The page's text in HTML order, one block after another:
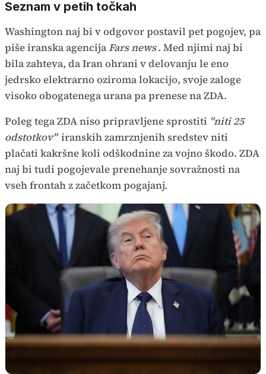
Seznam v petih točkah
Washington naj bi v odgovor postavil pet pogojev, pa
piše iranska agencijaFars news. Med njimi naj bi
bila zahteva, da Iran ohrani v delovanju le eno
jedrsko elektrarno oziroma lokacijo, svoje zaloge
visoko obogatenega urana pa prenese na ZDA.
Poleg tega ZDA niso pripravljene sprostiti "niti 25
odstotkov" iranskih zamrznjenih sredstev niti
plačati kakršne koli odškodnine za vojno škodo. ZDA
naj bi tudi pogojevale prenehanje sovražnosti na
vseh frontah z začetkom pogajanj.